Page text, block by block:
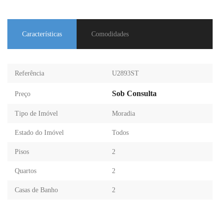
Características Comodidades
Referência U2893ST
Preço Sob Consulta
Tipo de Imóvel Moradia
Estado do Imóvel Todos
Pisos 2
Quartos 2
Casas de Banho 2